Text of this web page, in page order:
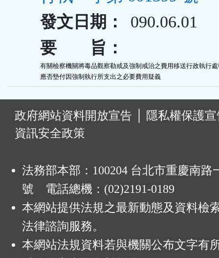
發文日期：
090.06.01
要 旨：
有關檢察機關將毒品觀察勒戒及強制戒治之費用移送行政執行
應否墊付因強制執行所支出之必要費用疑義
政府網站資料開放宣告
隱私權保護
資訊安全政策
法務部本部：100204 台北市重慶南路
號 電話總機：(02)2191-0189
本網站提供法規之最新動態及資料檢
法律諮詢服務。
本網站法規資料若與機關公布文字有